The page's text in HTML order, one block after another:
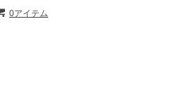
0アイテム